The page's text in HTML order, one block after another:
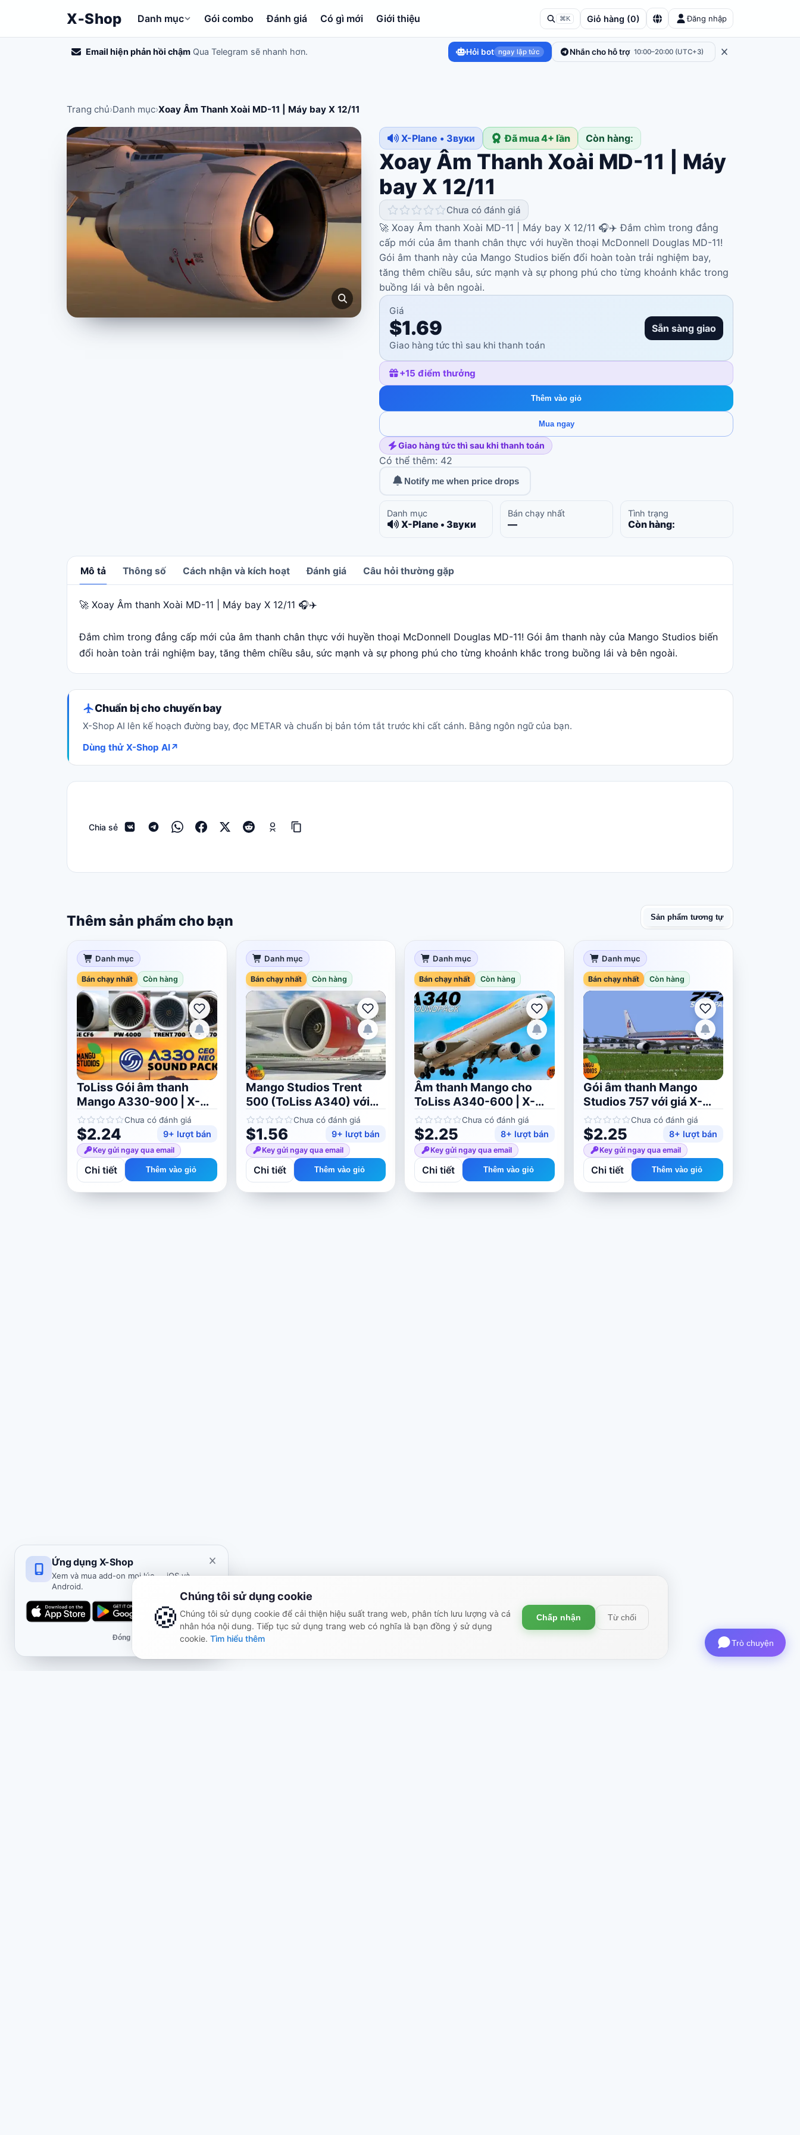
X‑Shop Danh mục Gói combo Đánh giá Có gì mới Giới thiệu ⌘K Giỏ hàng (0) Đăng nhập
Email hiện phản hồi chậm Qua Telegram sẽ nhanh hơn. Hỏi bot ngay lập tức Nhắn cho hỗ trợ 10:00–20:00 (UTC+3)
Trang chủ›Danh mục›Xoay Âm Thanh Xoài MD-11 | Máy bay X 12/11
X-Plane • Звуки Đã mua 4+ lần Còn hàng:
Xoay Âm Thanh Xoài MD-11 | Máy
bay X 12/11
Chưa có đánh giá
🚀 Xoay Âm thanh Xoài MD-11 | Máy bay X 12/11 🎧✈️ Đắm chìm trong đẳng
cấp mới của âm thanh chân thực với huyền thoại McDonnell Douglas MD-11!
Gói âm thanh này của Mango Studios biến đổi hoàn toàn trải nghiệm bay,
tăng thêm chiều sâu, sức mạnh và sự phong phú cho từng khoảnh khắc trong
buồng lái và bên ngoài.
Giá
$1.69
Giao hàng tức thì sau khi thanh toán
Sẵn sàng giao
+15 điểm thưởng
Thêm vào giỏ
Mua ngay
Giao hàng tức thì sau khi thanh toán
Có thể thêm: 42
Notify me when price drops
Danh mục
X-Plane • Звуки
Bán chạy nhất
—
Tình trạng
Còn hàng:
Mô tả Thông số Cách nhận và kích hoạt Đánh giá Câu hỏi thường gặp
Mô tả
🚀 Xoay Âm thanh Xoài MD-11 | Máy bay X 12/11 🎧✈️
Đắm chìm trong đẳng cấp mới của âm thanh chân thực với huyền thoại McDonnell Douglas MD-11! Gói âm thanh này của Mango Studios biến
đổi hoàn toàn trải nghiệm bay, tăng thêm chiều sâu, sức mạnh và sự phong phú cho từng khoảnh khắc trong buồng lái và bên ngoài.
Chuẩn bị cho chuyến bay
X-Shop AI lên kế hoạch đường bay, đọc METAR và chuẩn bị bản tóm tắt trước khi cất cánh. Bằng ngôn ngữ của bạn.
Dùng thử X-Shop AI↗
Chia sẻ
Thêm sản phẩm cho bạn Sản phẩm tương tự
Danh mục
Bán chạy nhất Còn hàng
ToLiss Gói âm thanh
Mango A330-900 | X-
Plane 11/12Chưa có đánh giá
$2.24 9+ lượt bán
Key gửi ngay qua email
Chi tiết Thêm vào giỏ
Danh mục
Bán chạy nhất Còn hàng
Mango Studios Trent
500 (ToLiss A340) với
giá X-Plane 11/12
Chưa có đánh giá
$1.56 9+ lượt bán
Key gửi ngay qua email
Chi tiết Thêm vào giỏ
Danh mục
Bán chạy nhất Còn hàng
Âm thanh Mango cho
ToLiss A340-600 | X-
Plane 11/12Chưa có đánh giá
$2.25 8+ lượt bán
Key gửi ngay qua email
Chi tiết Thêm vào giỏ
Danh mục
Bán chạy nhất Còn hàng
Gói âm thanh Mango
Studios 757 với giá X-
Plane 11/12Chưa có đánh giá
$2.25 8+ lượt bán
Key gửi ngay qua email
Chi tiết Thêm vào giỏ
Trò chuyện
Ứng dụng X-Shop
Xem và mua add-on mọi lúc — iOS và
Android.
Đóng
🍪
Chúng tôi sử dụng cookie
Chúng tôi sử dụng cookie để cải thiện hiệu suất trang web, phân tích lưu lượng và cá
nhân hóa nội dung. Tiếp tục sử dụng trang web có nghĩa là bạn đồng ý sử dụng
cookie. Tìm hiểu thêm
Chấp nhận Từ chối